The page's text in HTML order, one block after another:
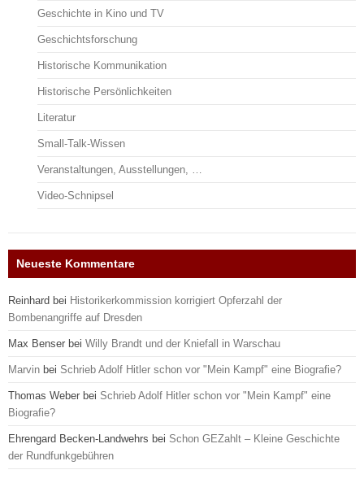
Geschichte in Kino und TV
Geschichtsforschung
Historische Kommunikation
Historische Persönlichkeiten
Literatur
Small-Talk-Wissen
Veranstaltungen, Ausstellungen, …
Video-Schnipsel
Neueste Kommentare
Reinhard bei Historikerkommission korrigiert Opferzahl der
Bombenangriffe auf Dresden
Max Benser bei Willy Brandt und der Kniefall in Warschau
Marvin bei Schrieb Adolf Hitler schon vor "Mein Kampf" eine Biografie?
Thomas Weber bei Schrieb Adolf Hitler schon vor "Mein Kampf" eine
Biografie?
Ehrengard Becken-Landwehrs bei Schon GEZahlt – Kleine Geschichte
der Rundfunkgebühren